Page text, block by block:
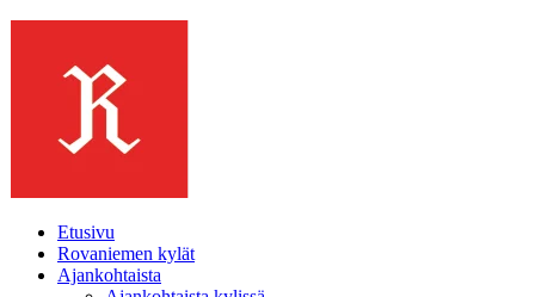
Etusivu
Rovaniemen kylät
Ajankohtaista